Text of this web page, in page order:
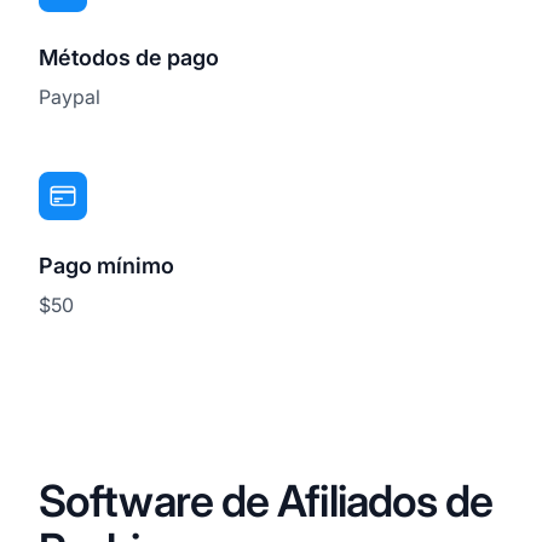
Métodos de pago
Paypal
Pago mínimo
$50
Software de Afiliados de